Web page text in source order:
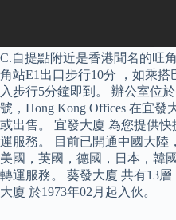
C.自提點附近是香港聞名的旺
角站E1出口步行10分 ，如乘
入步行5分鐘即到。 辦公室位
號，Hong Kong Offices 在宜發
或出售。 宜發大廈 為您提供
運服務。 目前已開通中國大陸
美國，英國，德國，日本，韓
轉運服務。 葵發大廈 共有13
大廈 於1973年02月起入伙。